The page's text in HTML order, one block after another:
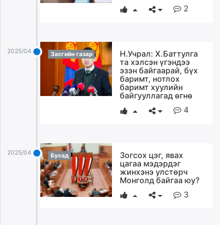
2
2025/04/09 Засгийн газар
Н.Учрал: Х.Баттулга
та хэлсэн үгэндээ
эзэн байгаарай, бүх
баримт, нотлох
баримт хуулийн
байгууллагад өгнө
4
2025/04/09 Бусад
Зогсох цэг, явах
цагаа мэдэрдэг
жинхэнэ улстөрч
Монголд байгаа юу?
3